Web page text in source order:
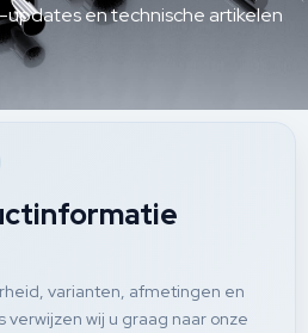
updates en technische artikelen
varianten, afmetingen en
wij u graag naar onze